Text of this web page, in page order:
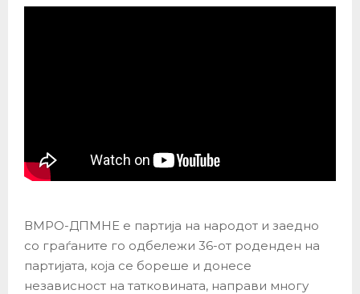
ВМРО-ДПМНЕ е партија на народот и заедно
со граѓаните го одбележи 36-от роденден на
партијата, која се бореше и донесе
независност на татковината, направи многу